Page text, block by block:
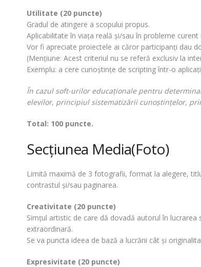
Utilitate (20 puncte)
Gradul de atingere a scopului propus.
Aplicabilitate în viaţa reală şi/sau în probleme curent
Vor fi apreciate proiectele ai căror participanţi dau
(Menţiune: Acest criteriul nu se referă exclusiv la
Exemplu: a cere cunoştinţe de scripting într-o
În cazul soft-urilor educaţionale pentru
elevilor, principiul sistematizării cunoştinţelor,
Total: 100 puncte.
Secţiunea Media(Foto)
Limită maximă de 3 fotografii, format la alegere,
contrastul şi/sau paginarea.
Creativitate (20 puncte)
Simţul artistic de care dă dovadă autorul în
extraordinară.
Se va puncta ideea de bază a lucrării cât şi
Expresivitate (20 puncte)